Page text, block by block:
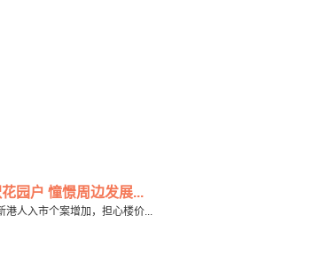
园户 憧憬周边发展...
港人入市个案增加，担心楼价...